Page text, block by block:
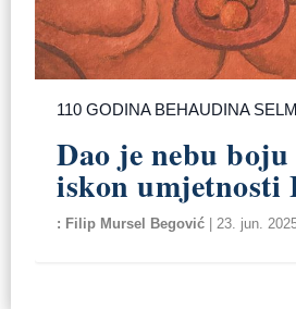
110 GODINA BEHAUDINA
Dao je nebu
iskon umjetnosti
Filip Mursel Begović |23. jun.